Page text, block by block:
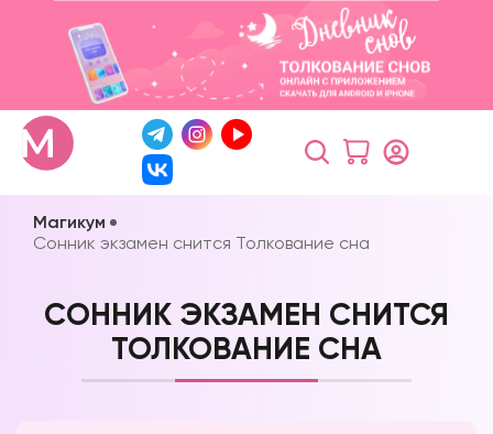
Магикум
Сонник экзамен снится Толкование сна
СОННИК ЭКЗАМЕН СНИТСЯ
ТОЛКОВАНИЕ СНА